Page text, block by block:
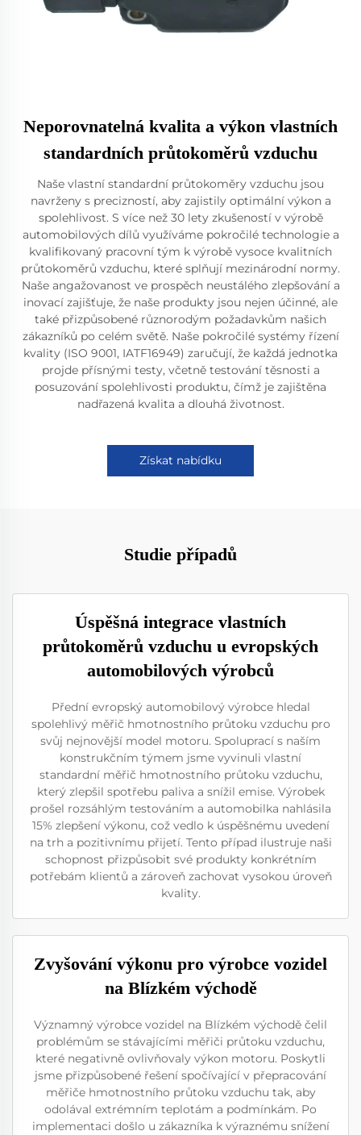
Neporovnatelná kvalita a výkon vlastních
standardních průtokoměrů vzduchu
Naše vlastní standardní průtokoměry vzduchu jsou
navrženy s precizností, aby zajistily optimální výkon a
spolehlivost. S více než 30 lety zkušeností v výrobě
automobilových dílů využíváme pokročilé technologie a
kvalifikovaný pracovní tým k výrobě vysoce kvalitních
průtokoměrů vzduchu, které splňují mezinárodní normy.
Naše angažovanost ve prospěch neustálého zlepšování a
inovací zajišťuje, že naše produkty jsou nejen účinné, ale
také přizpůsobené různorodým požadavkům našich
zákazníků po celém světě. Naše pokročilé systémy řízení
kvality (ISO 9001, IATF16949) zaručují, že každá jednotka
projde přísnými testy, včetně testování těsnosti a
posuzování spolehlivosti produktu, čímž je zajištěna
nadřazená kvalita a dlouhá životnost.
Získat nabídku
Studie případů
Úspěšná integrace vlastních
průtokoměrů vzduchu u evropských
automobilových výrobců
Přední evropský automobilový výrobce hledal
spolehlivý měřič hmotnostního průtoku vzduchu pro
svůj nejnovější model motoru. Spoluprací s naším
konstrukčním týmem jsme vyvinuli vlastní
standardní měřič hmotnostního průtoku vzduchu,
který zlepšil spotřebu paliva a snížil emise. Výrobek
prošel rozsáhlým testováním a automobilka nahlásila
15% zlepšení výkonu, což vedlo k úspěšnému uvedení
na trh a pozitivnímu přijetí. Tento případ ilustruje naši
schopnost přizpůsobit své produkty konkrétním
potřebám klientů a zároveň zachovat vysokou úroveň
kvality.
Zvyšování výkonu pro výrobce vozidel
na Blízkém východě
Významný výrobce vozidel na Blízkém východě čelil
problémům se stávajícími měřiči průtoku vzduchu,
které negativně ovlivňovaly výkon motoru. Poskytli
jsme přizpůsobené řešení spočívající v přepracování
měřiče hmotnostního průtoku vzduchu tak, aby
odolával extrémním teplotám a podmínkám. Po
implementaci došlo u zákazníka k výraznému snížení